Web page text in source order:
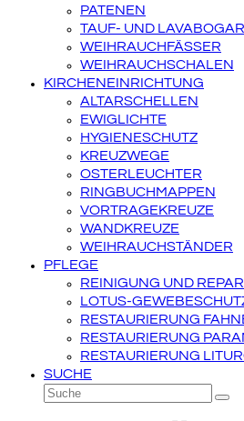
PATENEN
TAUF- UND
WEIHRAUCHFÄSSER
WEIHRAUCHSCHALEN
KIRCHENEINRICHTUNG
ALTARSCHELLEN
EWIGLICHTE
HYGIENESCHUTZ
KREUZWEGE
OSTERLEUCHTER
RINGBUCHMAPPEN
VORTRAGEKREUZE
WANDKREUZE
WEIHRAUCHSTÄNDER
PFLEGE
REINIGUNG UND
LOTUS-
RESTAURIERUNG
RESTAURIERUNG
RESTAURIERUNG
SUCHE
Suche